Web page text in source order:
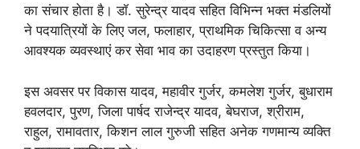
का संचार होता है। डॉ. सुरेन्द्र यादव सहित विभिन्न भक्त मंडलियों
ने पदयात्रियों के लिए जल, फलाहार, प्राथमिक चिकित्सा व अन्य
आवश्यक व्यवस्थाएं कर सेवा भाव का उदाहरण प्रस्तुत किया।
इस अवसर पर विकास यादव, महावीर गुर्जर, कमलेश गुर्जर, बुधाराम
हवलदार, पुरण, जिला पार्षद राजेन्द्र यादव, बेघराज, श्रीराम,
राहुल, रामावतार, किशन लाल गुरुजी सहित अनेक गणमान्य व्यक्ति